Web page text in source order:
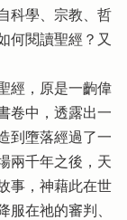
科學、宗教、哲
何閱讀聖經？又
經，原是一齣偉
卷中，透露出一
到墮落經過了一
兩千年之後，天
事，神藉此在世
服在祂的審判、